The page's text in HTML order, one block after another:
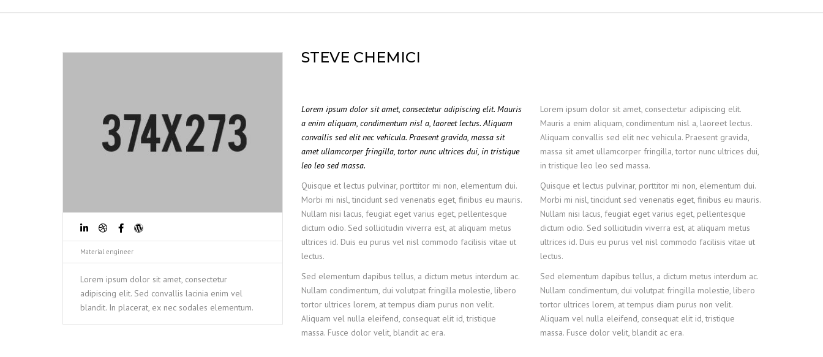
Material engineer
Lorem ipsum dolor sit amet, consectetur
adipiscing elit. Sed convallis lacinia enim vel
blandit. In placerat, ex nec sodales elementum.
STEVE CHEMICI
Lorem ipsum dolor sit amet, consectetur adipiscing elit. Mauris
a enim aliquam, condimentum nisl a, laoreet lectus. Aliquam
convallis sed elit nec vehicula. Praesent gravida, massa sit
amet ullamcorper fringilla, tortor nunc ultrices dui, in tristique
leo leo sed massa.
Quisque et lectus pulvinar, porttitor mi non, elementum dui.
Morbi mi nisl, tincidunt sed venenatis eget, finibus eu mauris.
Nullam nisi lacus, feugiat eget varius eget, pellentesque
dictum odio. Sed sollicitudin viverra est, at aliquam metus
ultrices id. Duis eu purus vel nisl commodo facilisis vitae ut
lectus.
Sed elementum dapibus tellus, a dictum metus interdum ac.
Nullam condimentum, dui volutpat fringilla molestie, libero
tortor ultrices lorem, at tempus diam purus non velit.
Aliquam vel nulla eleifend, consequat elit id, tristique
massa. Fusce dolor velit, blandit ac era.
Lorem ipsum dolor sit amet, consectetur adipiscing elit.
Mauris a enim aliquam, condimentum nisl a, laoreet lectus.
Aliquam convallis sed elit nec vehicula. Praesent gravida,
massa sit amet ullamcorper fringilla, tortor nunc ultrices dui,
in tristique leo leo sed massa.
Quisque et lectus pulvinar, porttitor mi non, elementum dui.
Morbi mi nisl, tincidunt sed venenatis eget, finibus eu mauris.
Nullam nisi lacus, feugiat eget varius eget, pellentesque
dictum odio. Sed sollicitudin viverra est, at aliquam metus
ultrices id. Duis eu purus vel nisl commodo facilisis vitae ut
lectus.
Sed elementum dapibus tellus, a dictum metus interdum ac.
Nullam condimentum, dui volutpat fringilla molestie, libero
tortor ultrices lorem, at tempus diam purus non velit.
Aliquam vel nulla eleifend, consequat elit id, tristique
massa. Fusce dolor velit, blandit ac era.